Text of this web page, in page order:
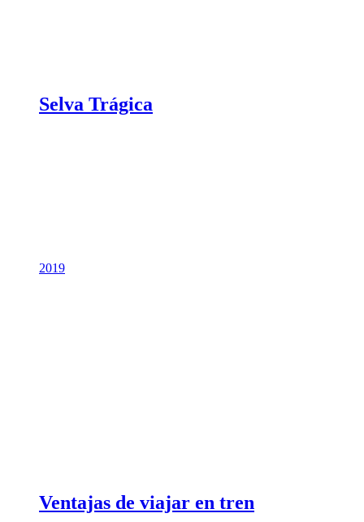
Selva Trágica
2019
Ventajas de viajar en tren